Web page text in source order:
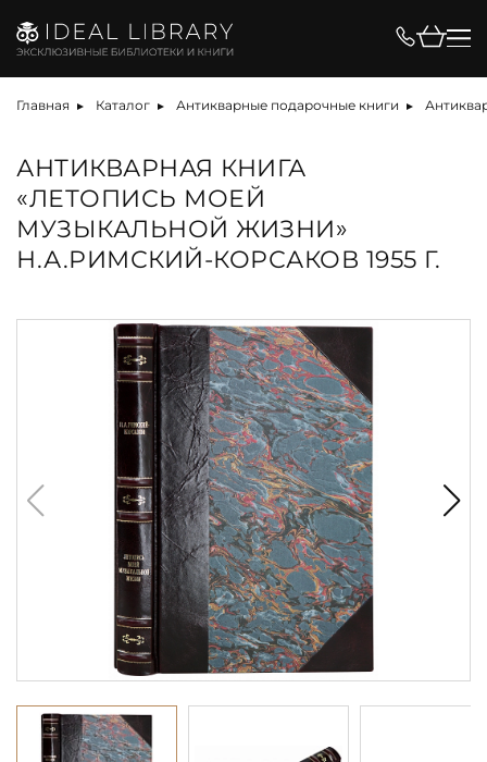
Главная Каталог Антикварные подарочные книги
АНТИКВАРНАЯ КНИГА
«ЛЕТОПИСЬ МОЕЙ
МУЗЫКАЛЬНОЙ ЖИЗНИ»
Н.А.РИМСКИЙ-КОРСАКОВ 1955 Г.